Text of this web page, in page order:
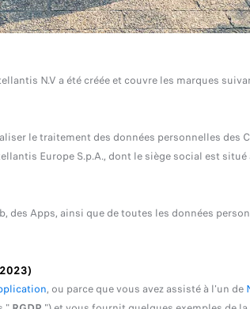
N.V a été créée et couvre les marques
le traitement des données personnelles des
Europe S.p.A., dont le siège social est
Apps, ainsi que de toutes les données
, ou parce que vous avez assisté à l'un de